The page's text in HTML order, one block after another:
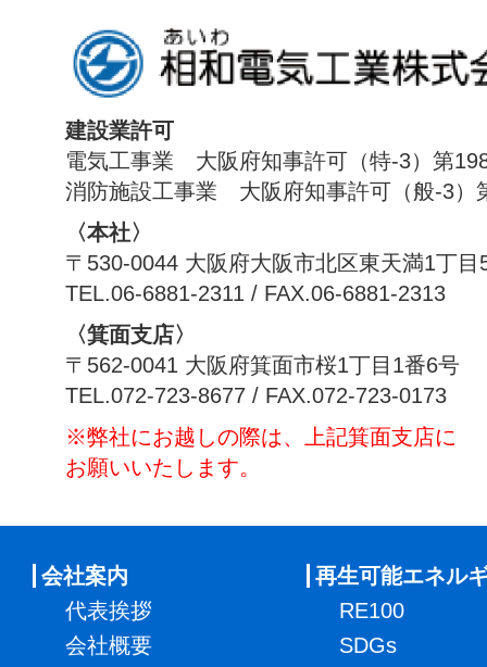
建設業許可
電気工事業 大阪府知事許可（特-3）第
消防施設工事業 大阪府知事許可（般-3）
〈本社〉
〒530-0044 大阪府大阪市北区東天満1丁目
TEL.06-6881-2311 / FAX.06-6881-2313
〈箕面支店〉
〒562-0041 大阪府箕面市桜1丁目1番6号
TEL.072-723-8677 / FAX.072-723-0173
※弊社にお越しの際は、上記箕面支店に
お願いいたします。
会社案内
代表挨拶
会社概要
再生可能エネル
RE100
SDGs